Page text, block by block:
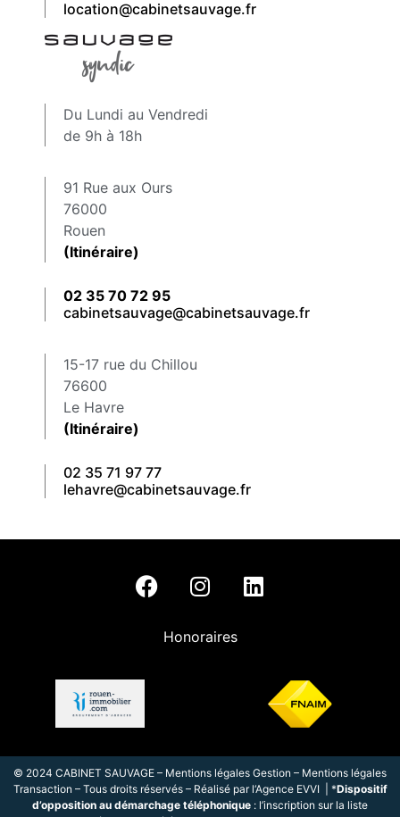
location@cabinetsauvage.fr
Du Lundi au Vendredi
de 9h à 18h
91 Rue aux Ours
76000
Rouen
(Itinéraire)
02 35 70 72 95
cabinetsauvage@cabinetsauvage.fr
15-17 rue du Chillou
76600
Le Havre
(Itinéraire)
02 35 71 97 77
lehavre@cabinetsauvage.fr
Honoraires
© 2024 CABINET SAUVAGE – Mentions légales Gestion – Mentions légales
Transaction – Tous droits réservés – Réalisé par l‘Agence EVVI | *Dispositif
d’opposition au démarchage téléphonique : l’inscription sur la liste